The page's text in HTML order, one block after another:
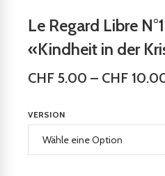
Le Regard Libre
«Kindheit in der
CHF 5.00 – CHF
VERSION